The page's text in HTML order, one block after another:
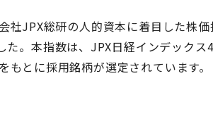
社JPX総研の人的資本に着目した株
。本指数は、JPX日経インデック
とに採用銘柄が選定されています。